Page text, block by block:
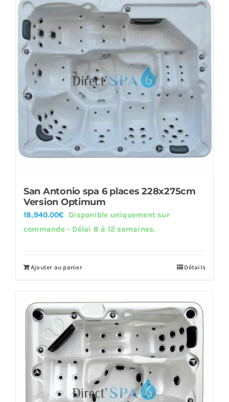
San Antonio spa 6 places 228x275cm
Version Optimum
18,940.00€
Disponible uniquement sur
commande - Délai 8 à 12 semaines.
Ajouter au panier Détails
Offre!